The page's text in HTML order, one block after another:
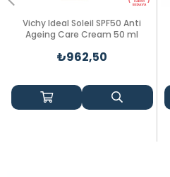
Vichy Ideal Soleil SPF50 Anti
Ageing Care Cream 50 ml
₺962,50